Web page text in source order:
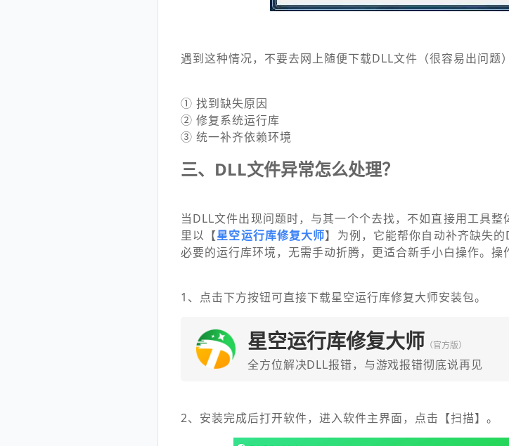
遇到这种情况，不要去网上随便下载DLL文件（很容易出问题
① 找到缺失原因
② 修复系统运行库
③ 统一补齐依赖环境
三、DLL文件异常怎么处理？
当DLL文件出现问题时，与其一个个去找，不如直接用工具
里以【星空运行库修复大师】为例，它能帮你自动补齐缺失
必要的运行库环境，无需手动折腾，更适合新手小白操作。操
1、点击下方按钮可直接下载星空运行库修复大师安装包。
星空运行库修复大师 （官方版）
全方位解决DLL报错，与游戏报错彻底说再见
2、安装完成后打开软件，进入软件主界面，点击【扫描】。